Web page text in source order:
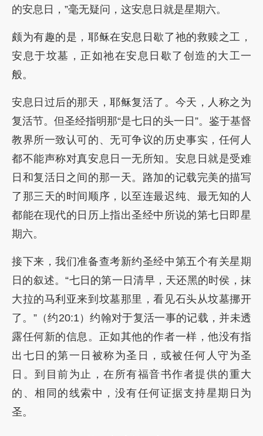
的安息日，”毫无疑问，这安息日就是星期六。
颇为有趣的是，耶稣在安息日歇了祂的救赎之工，
安息于坟墓，正如祂在安息日歇了创造的大工一
般。
安息日过后的那天，耶稣复活了。今天，人称之为
复活节。但圣经指明那“是七日的头一日”。鉴于基督
教界所一致认可的、无可争议的历史事实，任何人
都不能声称对真安息日一无所知。安息日就是受难
日和复活日之间的那一天。路加的记载完美的描写
了那三天的时间顺序，以至连最迟纯、最无知的人
都能在现代的日历上指出圣经中所说的第七日即星
期六。
接下来，我们准备查考新约圣经中第五个有关星期
日的叙述。“七日的第一日清早，天还黑的时侯，抹
大拉的马利亚来到坟墓那里，看见石头从坟墓挪开
了。”（约20:1）约翰对于复活一事的记载，并未透
露任何新的信息。正如其他的作者一样，他没有指
出七日的第一日被称为圣日，或被任何人守为圣
日。到目前为止，在所有福音书作者提供的重大
的、相同的线索中，没有任何证据支持星期日为
圣。